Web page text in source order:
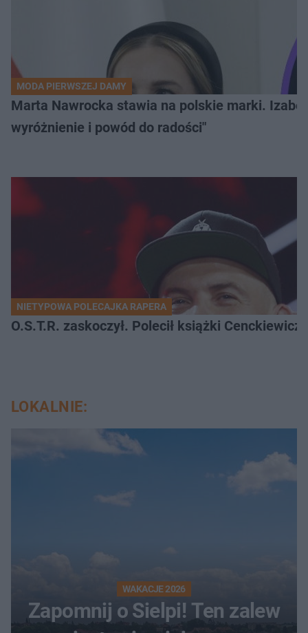
MODA PIERWSZEJ DAMY
Marta Nawrocka stawia na polskie marki.
wyróżnienie i powód do radości"
NIETYPOWA POLECAJKA RAPERA
O.S.T.R. zaskoczył. Polecił książki
LOKALNIE:
WAKACJE 2026
Zapomnij o Sielpi! Ten zalew